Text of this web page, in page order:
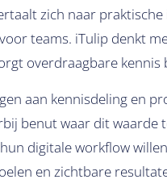
zich naar
teams. iTulip denkt
overdraagbare kennis
aan kennisdeling en
benut waar dit waarde
digitale workflow
en zichtbare